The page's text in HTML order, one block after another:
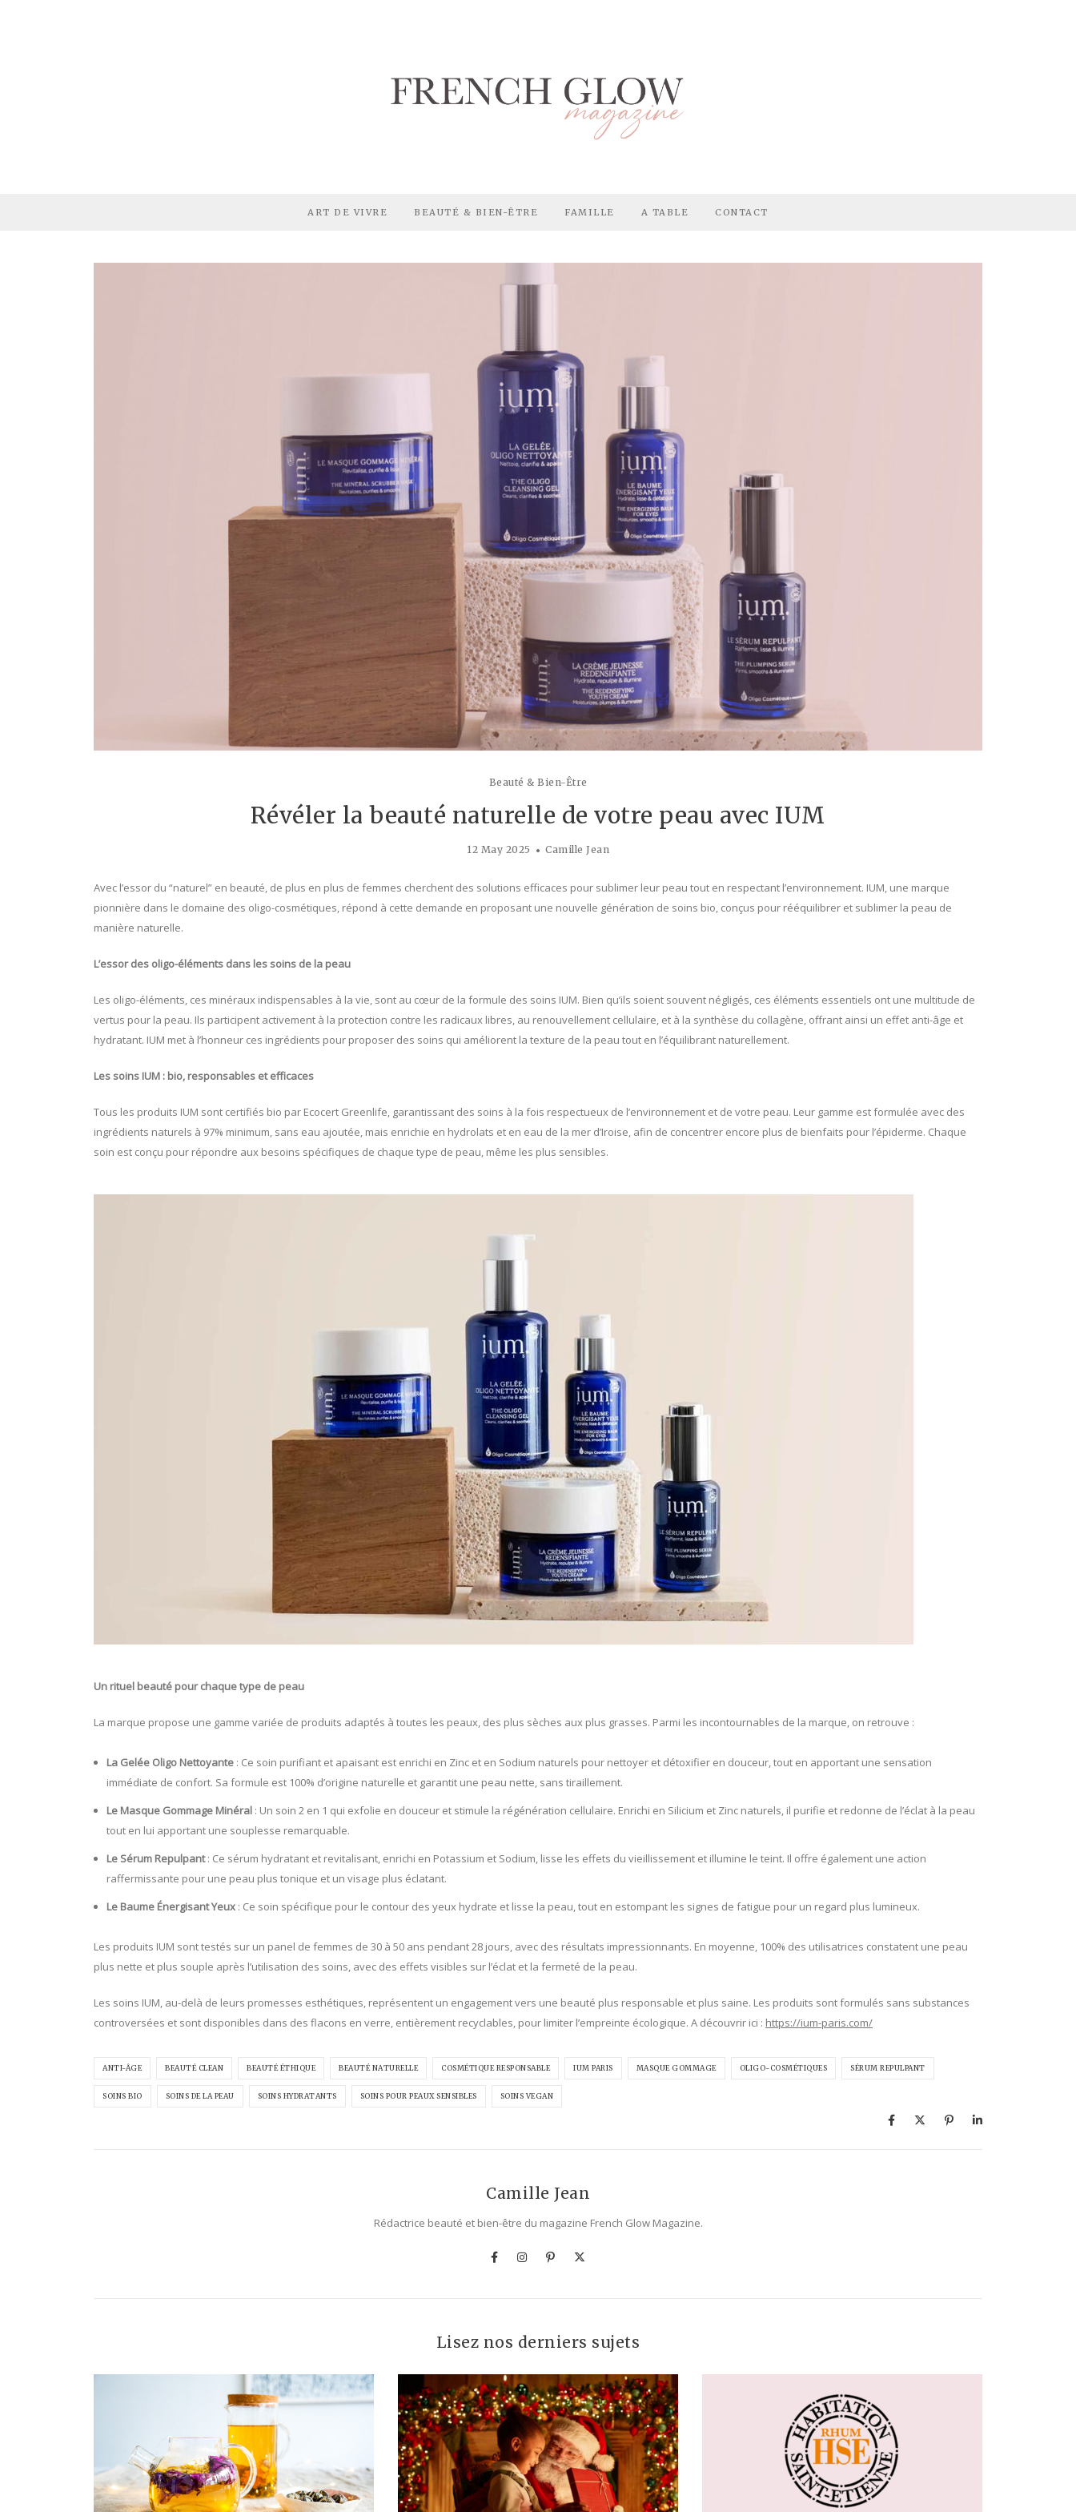
ART DE VIVRE BEAUTÉ & BIEN-ÊTRE FAMILLE A TABLE CONTACT
Beauté & Bien-Être
Révéler la beauté naturelle de votre peau avec IUM
12 May 2025 Camille Jean
Avec l’essor du “naturel” en beauté, de plus en plus de femmes cherchent des solutions efficaces pour sublimer leur peau tout en respectant l’environnement. IUM, une marque
pionnière dans le domaine des oligo-cosmétiques, répond à cette demande en proposant une nouvelle génération de soins bio, conçus pour rééquilibrer et sublimer la peau de
manière naturelle.
L’essor des oligo-éléments dans les soins de la peau
Les oligo-éléments, ces minéraux indispensables à la vie, sont au cœur de la formule des soins IUM. Bien qu’ils soient souvent négligés, ces éléments essentiels ont une multitude de
vertus pour la peau. Ils participent activement à la protection contre les radicaux libres, au renouvellement cellulaire, et à la synthèse du collagène, offrant ainsi un effet anti-âge et
hydratant. IUM met à l’honneur ces ingrédients pour proposer des soins qui améliorent la texture de la peau tout en l’équilibrant naturellement.
Les soins IUM : bio, responsables et efficaces
Tous les produits IUM sont certifiés bio par Ecocert Greenlife, garantissant des soins à la fois respectueux de l’environnement et de votre peau. Leur gamme est formulée avec des
ingrédients naturels à 97% minimum, sans eau ajoutée, mais enrichie en hydrolats et en eau de la mer d’Iroise, afin de concentrer encore plus de bienfaits pour l’épiderme. Chaque
soin est conçu pour répondre aux besoins spécifiques de chaque type de peau, même les plus sensibles.
Un rituel beauté pour chaque type de peau
La marque propose une gamme variée de produits adaptés à toutes les peaux, des plus sèches aux plus grasses. Parmi les incontournables de la marque, on retrouve :
La Gelée Oligo Nettoyante : Ce soin purifiant et apaisant est enrichi en Zinc et en Sodium naturels pour nettoyer et détoxifier en douceur, tout en apportant une sensation
immédiate de confort. Sa formule est 100% d’origine naturelle et garantit une peau nette, sans tiraillement.
Le Masque Gommage Minéral : Un soin 2 en 1 qui exfolie en douceur et stimule la régénération cellulaire. Enrichi en Silicium et Zinc naturels, il purifie et redonne de l’éclat à la peau
tout en lui apportant une souplesse remarquable.
Le Sérum Repulpant: Ce sérum hydratant et revitalisant, enrichi en Potassium et Sodium, lisse les effets du vieillissement et illumine le teint. Il offre également une action
raffermissante pour une peau plus tonique et un visage plus éclatant.
Le Baume Énergisant Yeux : Ce soin spécifique pour le contour des yeux hydrate et lisse la peau, tout en estompant les signes de fatigue pour un regard plus lumineux.
Les produits IUM sont testés sur un panel de femmes de 30 à 50 ans pendant 28 jours, avec des résultats impressionnants. En moyenne, 100% des utilisatrices constatent une peau
plus nette et plus souple après l’utilisation des soins, avec des effets visibles sur l’éclat et la fermeté de la peau.
Les soins IUM, au-delà de leurs promesses esthétiques, représentent un engagement vers une beauté plus responsable et plus saine. Les produits sont formulés sans substances
controversées et sont disponibles dans des flacons en verre, entièrement recyclables, pour limiter l’empreinte écologique. A découvrir ici : https://ium-paris.com/
ANTI-ÂGE BEAUTÉ CLEAN BEAUTÉ ÉTHIQUE BEAUTÉ NATURELLE COSMÉTIQUE RESPONSABLE IUM PARIS MASQUE GOMMAGE OLIGO-COSMÉTIQUES SÉRUM REPULPANT
SOINS BIO SOINS DE LA PEAU SOINS HYDRATANTS SOINS POUR PEAUX SENSIBLES SOINS VEGAN
Camille Jean
Rédactrice beauté et bien-être du magazine French Glow Magazine.
Lisez nos derniers sujets